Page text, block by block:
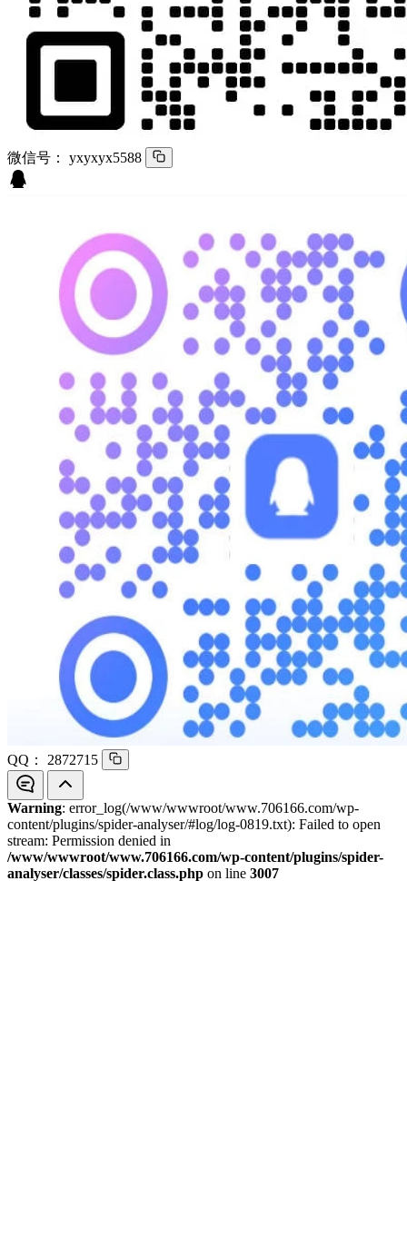
微信号： yxyxyx5588
QQ： 2872715
Warning: error_log(/www/wwwroot/www.706166.com/wp-
content/plugins/spider-analyser/#log/log-0819.txt): Failed to open
stream: Permission denied in
/www/wwwroot/www.706166.com/wp-content/plugins/spider-
analyser/classes/spider.class.php on line 3007